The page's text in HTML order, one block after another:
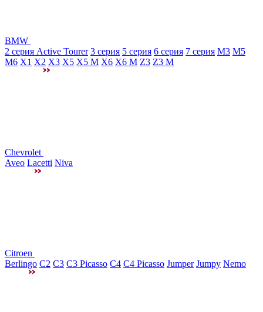
BMW
2 серия Active Tourer 3 серия 5 серия 6 серия 7 серия M3 М5
M6 X1 X2 X3 X5 X5 M X6 X6 M Z3 Z3 M
Chevrolet
Aveo Lacetti Niva
Citroen
Berlingo C2 C3 C3 Picasso C4 C4 Picasso Jumper Jumpy Nemo